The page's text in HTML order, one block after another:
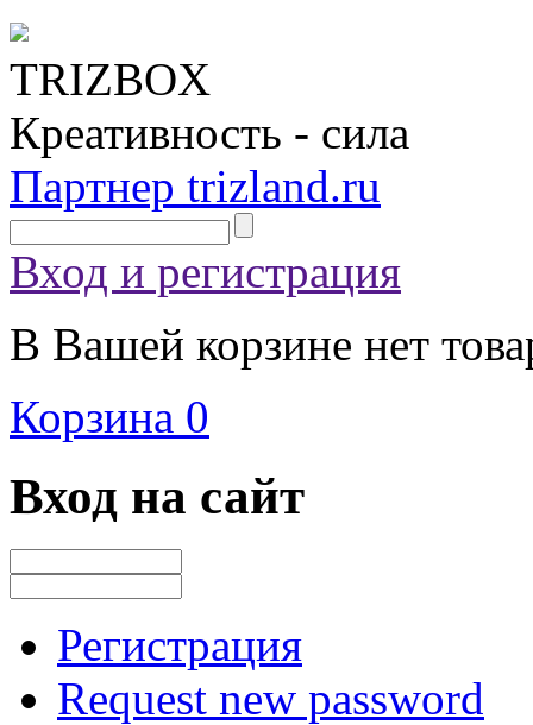
TRIZBOX
Креативность - сила
Партнер trizland.ru
Вход и регистрация
В Вашей корзине нет
Корзина 0
Вход на сайт
Регистрация
Request new password